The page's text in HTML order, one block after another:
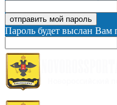
Пароль будет выслан Вам